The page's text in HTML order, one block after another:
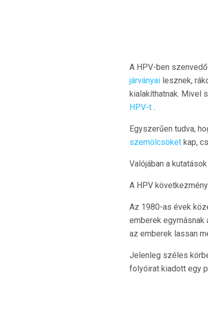
A HPV-ben
járványai lesznek,
kialakíthatnak. Mivel
HPV-t .
Egyszerűen tudva,
szemölcsöket kap,
Valójában a
A HPV
Az 1980-as évek
emberek egymásnak
az emberek lassan
Jelenleg széles
folyóirat kiadott egy